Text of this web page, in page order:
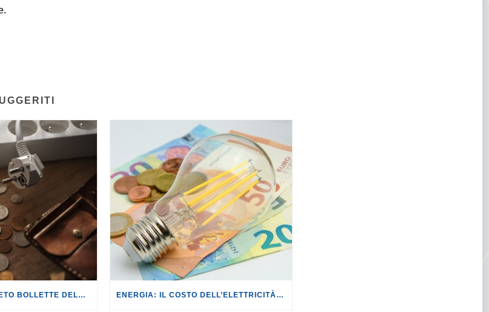
ENERGIA: IL DECRETO BOLLETTE DELUDE I CITTADINI, ANCHE NELLA SUA CONVERSIONE IN LEGGE. ENERGIA: IL COSTO DELL’ELETTRICITÀ CRESCE DEL +8,1% NEL II TRIMESTRE 2026 PER I CLIENTI VULNERABILI.